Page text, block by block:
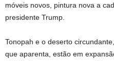
móveis novos, pintura nova a
presidente Trump.
Tonopah e o deserto
que aparenta, estão em